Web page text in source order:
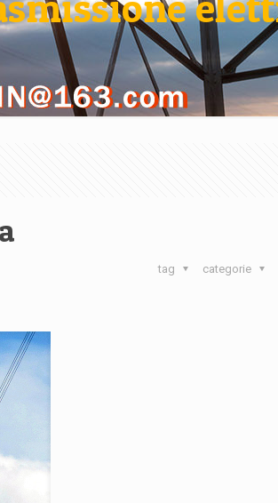
categorie
tag